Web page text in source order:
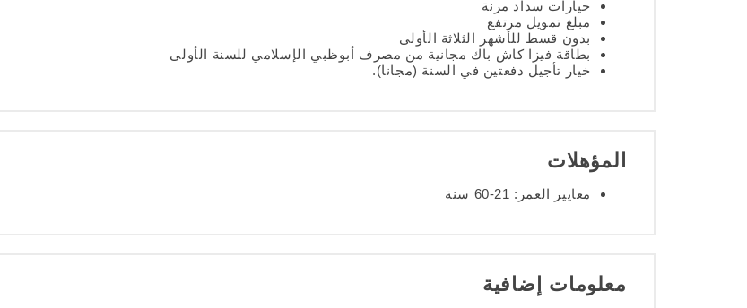
خيارات سداد مرنة
مبلغ تمويل مرتفع
بدون قسط للأشهر الثلاثة الأولى
بطاقة فيزا كاش باك مجانية من مصرف أبوظبي الإسلامي للسنة الأولى
خيار تأجيل دفعتين في السنة (مجانا).
المؤهلات
معايير العمر: 21-60 سنة
معلومات إضافية